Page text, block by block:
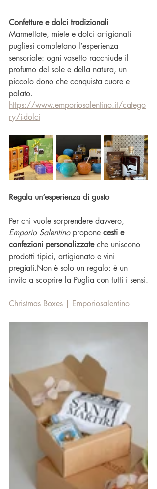
Confetture e dolci tradizionali
Marmellate, miele e dolci artigianali
pugliesi completano l’esperienza
sensoriale: ogni vasetto racchiude il
profumo del sole e della natura, un
piccolo dono che conquista cuore e
palato.
https://www.emporiosalentino.it/catego
ry/i-dolci
Regala un’esperienza di gusto
Per chi vuole sorprendere davvero,
Emporio Salentino propone cesti e
confezioni personalizzate che uniscono
prodotti tipici, artigianato e vini
pregiati.Non è solo un regalo: è un
invito a scoprire la Puglia con tutti i sensi.
Christmas Boxes | Emporiosalentino